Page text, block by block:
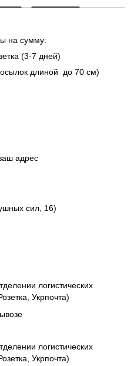
на сумму:
(3-7 дней)
длиной до 70 см)
адрес
сил, 16)
логистических
Укрпочта)
логистических
Укрпочта)